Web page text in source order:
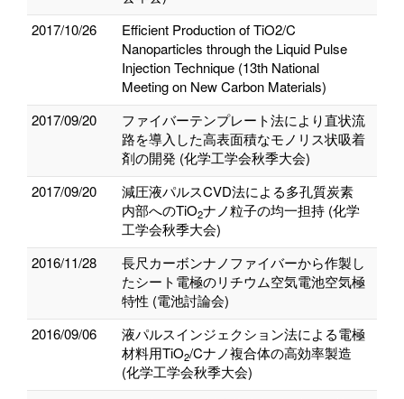
2017/10/26
Efficient Production of TiO2/C
Nanoparticles through the Liquid Pulse
Injection Technique (13th National
Meeting on New Carbon Materials)
2017/09/20
ファイバーテンプレート法により直状流
路を導入した高表面積なモノリス状吸着
剤の開発 (化学工学会秋季大会)
2017/09/20
減圧液パルスCVD法による多孔質炭素
内部へのTiO2ナノ粒子の均一担持 (化学
工学会秋季大会)
2016/11/28
長尺カーボンナノファイバーから作製し
たシート電極のリチウム空気電池空気極
特性 (電池討論会)
2016/09/06
液パルスインジェクション法による電極
材料用TiO2/Cナノ複合体の高効率製造
(化学工学会秋季大会)